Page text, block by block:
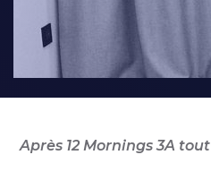
Après 12 Mornings 3A